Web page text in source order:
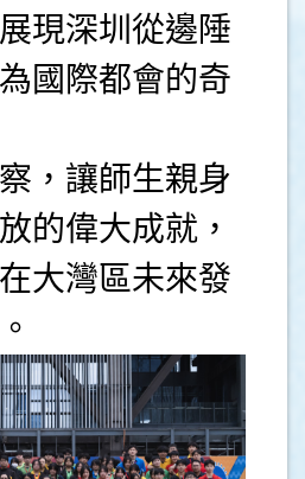
現深圳從邊陲
國際都會的奇
，讓師生親身
的偉大成就，
大灣區未來發